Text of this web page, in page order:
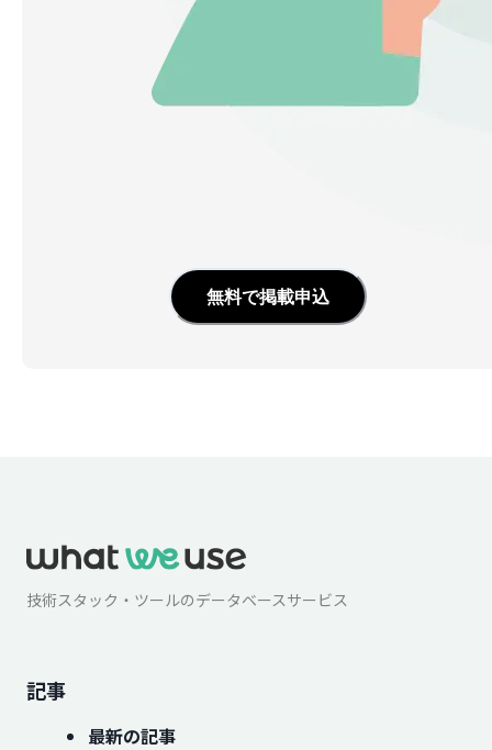
無料で掲載申込
技術スタック・ツールのデータベースサービス
記事
最新の記事